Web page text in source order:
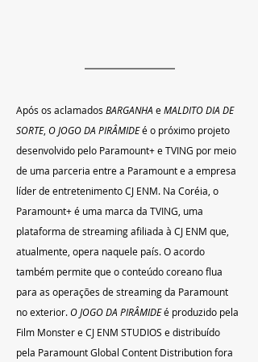
Após os aclamados BARGANHA e MALDITO DIA DE
SORTE, O JOGO DA PIRÂMIDE é o próximo projeto
desenvolvido pelo Paramount+ e TVING por meio
de uma parceria entre a Paramount e a empresa
líder de entretenimento CJ ENM. Na Coréia, o
Paramount+ é uma marca da TVING, uma
plataforma de streaming afiliada à CJ ENM que,
atualmente, opera naquele país. O acordo
também permite que o conteúdo coreano flua
para as operações de streaming da Paramount
no exterior. O JOGO DA PIRÂMIDE é produzido pela
Film Monster e CJ ENM STUDIOS e distribuído
pela Paramount Global Content Distribution fora